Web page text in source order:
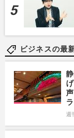
ビジネスの最
週